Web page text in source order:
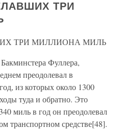
ТРИ
ТРИ МИЛЛИОНА МИЛЬ
Фуллера,
преодолевал в
из которых около 1300
туда и обратно. Это
миль в год он преодолевал
транспортном средстве[48].